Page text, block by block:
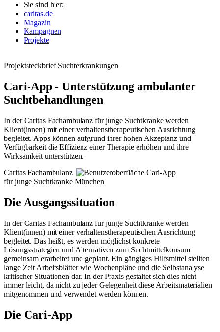
Sie sind hier:
caritas.de
Magazin
Kampagnen
Projekte
Projektsteckbrief Suchterkrankungen
Cari-App - Unterstützung ambulanter
Suchtbehandlungen
In der Caritas Fachambulanz für junge Suchtkranke werden
Klient(innen) mit einer verhaltenstherapeutischen Ausrichtung
begleitet. Apps können aufgrund ihrer hohen Akzeptanz und
Verfügbarkeit die Effizienz einer Therapie erhöhen und ihre
Wirksamkeit unterstützen.
Caritas Fachambulanz
für junge Suchtkranke München
Die Ausgangssituation
In der Caritas Fachambulanz für junge Suchtkranke werden
Klient(innen) mit einer verhaltenstherapeutischen Ausrichtung
begleitet. Das heißt, es werden möglichst konkrete
Lösungsstrategien und Alternativen zum Suchtmittelkonsum
gemeinsam erarbeitet und geplant. Ein gängiges Hilfsmittel stellten
lange Zeit Arbeitsblätter wie Wochenpläne und die Selbstanalyse
kritischer Situationen dar. In der Praxis gestaltet sich dies nicht
immer leicht, da nicht zu jeder Gelegenheit diese Arbeitsmaterialien
mitgenommen und verwendet werden können.
Die Cari-App